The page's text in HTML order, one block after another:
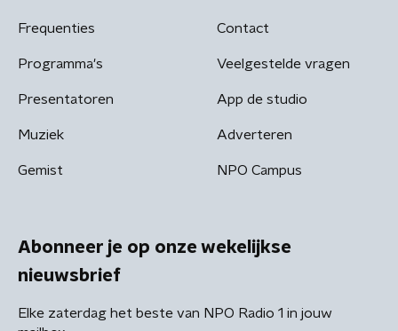
Frequenties
Programma's
Presentatoren
Muziek
Gemist
Contact
Veelgestelde vragen
App de studio
Adverteren
NPO Campus
Abonneer je op onze wekelijkse
nieuwsbrief
Elke zaterdag het beste van NPO Radio 1 in jouw